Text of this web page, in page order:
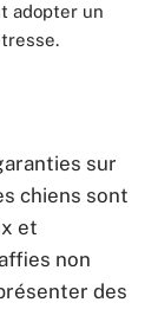
adopter un
sur
chiens sont
et
non
des